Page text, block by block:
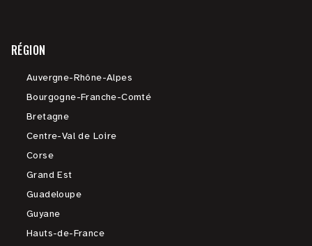
RÉGION
Auvergne-Rhône-Alpes
Bourgogne-Franche-Comté
Bretagne
Centre-Val de Loire
Corse
Grand Est
Guadeloupe
Guyane
Hauts-de-France